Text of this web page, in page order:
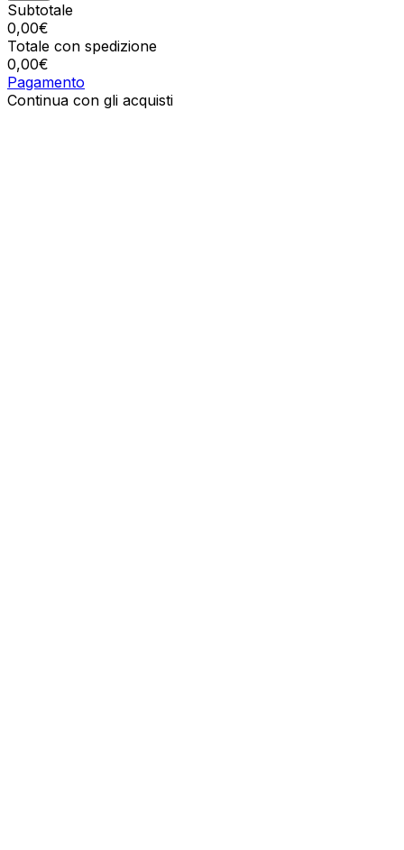
Subtotale
0,00€
Totale con spedizione
0,00€
Pagamento
Continua con gli acquisti